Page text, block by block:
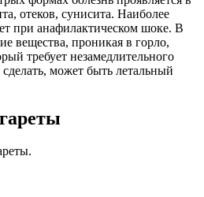
отеков, сунисита. Наиболее
при анафилактическом шоке. В
вещества, проникая в горло,
требует незамедлительного
может быть летальный